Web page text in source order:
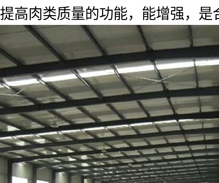
提高肉类质量的功能，能增强，